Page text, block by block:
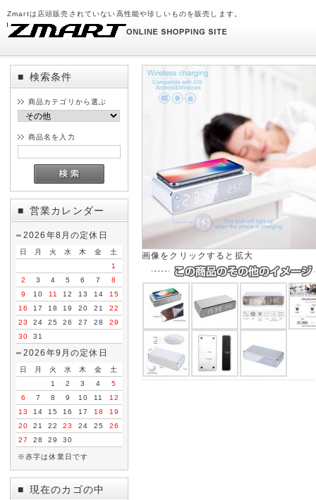
Zmartは店頭販売されていない高性能や珍しいものを販売します。
■ 検索条件
商品カテゴリから選ぶ
商品名を入力
■ 営業カレンダー
2026年8月の定休日
日 月 火 水 木 金
土
1
2
3 4 5 6 7
8
9
10 11 12 13 14
15
16
17 18 19 20 21
22
23
24 25 26 27 28
29
30
31
2026年9月の定休日
日 月 火 水 木 金
土
1
2 3 4
5
6
7 8 9 10 11
12
13
14 15 16 17 18
19
20
21 22 23 24 25
26
27
28 29 30
※赤字は休業日です
■ 現在のカゴの中
画像をクリックすると拡大